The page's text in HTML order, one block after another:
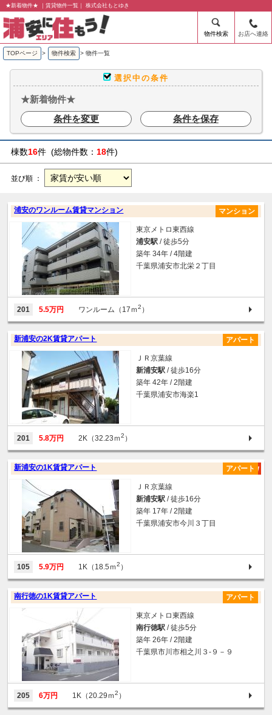
★新着物件★ ｜賃貸物件一覧｜ 株式会社もとゆき
物件検索 お店へ連絡
TOPページ > 物件検索 > 物件一覧
選択中の条件
★新着物件★
条件を変更
条件を保存
棟数16件 (総物件数： 18件)
並び順 ：
浦安のワンルーム賃貸マンション マンション
東京メトロ東西線
浦安駅 / 徒歩5分
築年 34年 / 4階建
千葉県浦安市北栄２丁目
201 5.5万円 ワンルーム（17ｍ2 ）
新浦安の2K賃貸アパート アパート
ＪＲ京葉線
新浦安駅 / 徒歩16分
築年 42年 / 2階建
千葉県浦安市海楽1
201 5.8万円 2K（32.23ｍ2 ）
新浦安の1K賃貸アパート アパート
ＪＲ京葉線
新浦安駅 / 徒歩16分
築年 17年 / 2階建
千葉県浦安市今川３丁目
105 5.9万円 1K（18.5ｍ2 ）
南行徳の1K賃貸アパート アパート
東京メトロ東西線
南行徳駅 / 徒歩5分
築年 26年 / 2階建
千葉県市川市相之川３-９－９
205 6万円 1K（20.29ｍ2 ）